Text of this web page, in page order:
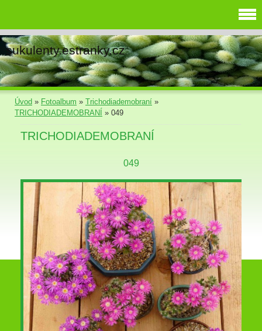
sukulenty.estranky.cz
Úvod » Fotoalbum » Trichodiademobraní »
TRICHODIADEMOBRANÍ » 049
TRICHODIADEMOBRANÍ
049